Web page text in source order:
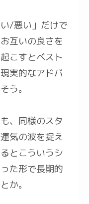
/悪い」だけで
互いの良さを
こすとベスト
実的なアドバ
う。
、同様のスタ
気の波を捉え
とこういうシ
た形で長期的
か。